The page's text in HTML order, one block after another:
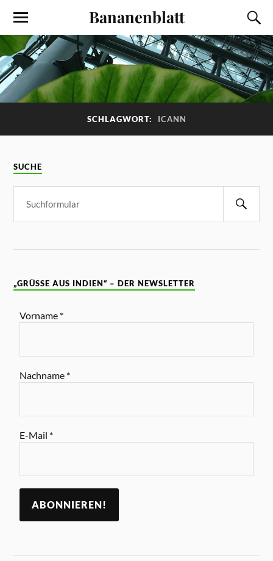
Bananenblatt
SCHLAGWORT: ICANN
SUCHE
„GRÜSSE AUS INDIEN“ – DER NEWSLETTER
Vorname *
Nachname *
E-Mail *